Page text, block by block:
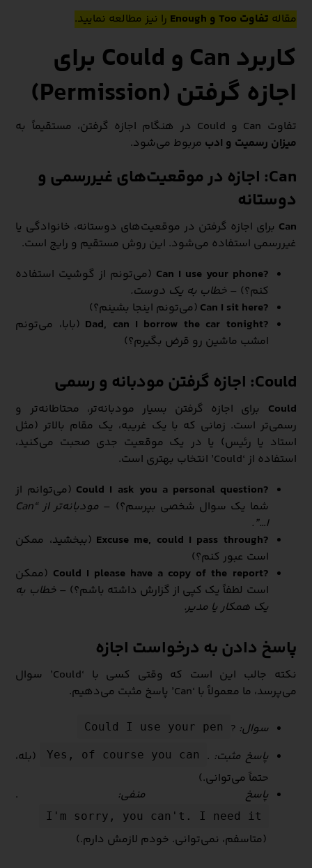
مقاله تفاوت Too و Enough را نیز مطالعه نمایید.
کاربرد Can و Could برای
اجازه گرفتن (Permission)
تفاوت Can و Could در هنگام اجازه گرفتن، مستقیماً به
میزان رسمیت و ادب مربوط می‌شود.
Can: اجازه در موقعیت‌های غیررسمی و
دوستانه
Can برای اجازه گرفتن در موقعیت‌های دوستانه، خانوادگی یا
غیررسمی استفاده می‌شود. این روش مستقیم و رایج است.
?Can I use your phone
(می‌تونم از گوشیت استفاده
کنم؟) –خطاب به یک دوست.
?Can I sit here
(می‌تونم اینجا بشینم؟)
?Dad, can I borrow the car tonight
(بابا، می‌تونم
امشب ماشین رو قرض بگیرم؟)
Could: اجازه گرفتن مودبانه و رسمی
Could برای اجازه گرفتن بسیار مودبانه‌تر، محتاطانه‌تر و
رسمی‌تر است. زمانی که با یک غریبه، یک مقام بالاتر (مثل
استاد یا رئیس) یا در یک موقعیت جدی صحبت می‌کنید،
استفاده از ‘Could’ انتخاب بهتری است.
?Could I ask you a personal question
(می‌توانم از
شما یک سوال شخصی بپرسم؟) –
مودبانه‌تر از “Can
I…”.
?Excuse me, could I pass through
(ببخشید، ممکن
است عبور کنم؟)
?Could I please have a copy of the report
(ممکن
است لطفاً یک کپی از گزارش داشته باشم؟) –خطاب به
یک همکار یا مدیر.
پاسخ دادن به درخواست اجازه
نکته جالب این است که وقتی کسی با ‘Could’ سوال
می‌پرسد، ما معمولاً با ‘Can’ پاسخ مثبت می‌دهیم.
سوال: ?
Could I use your pen
پاسخ مثبت: .
Yes, of course you can
(بله،
حتماً می‌توانی.)
پاسخ منفی: .
I'm sorry, you can't. I need it
(متاسفم، نمی‌توانی. خودم لازمش دارم.)